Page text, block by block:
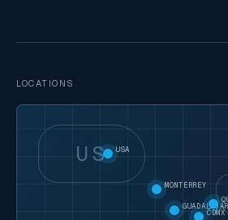
LOCATIONS
US USA
MONTERREY
CDMX